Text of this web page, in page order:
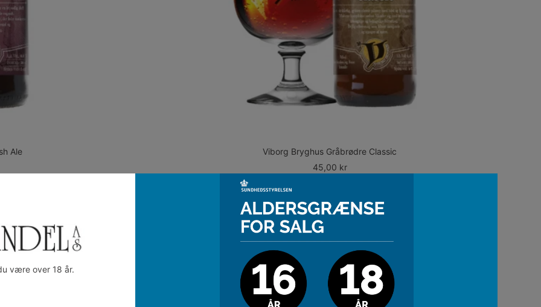
være over 18 år.
Ale
Viborg Bryghus Gråbrødre Classic
Udsalgspris
45,00 kr